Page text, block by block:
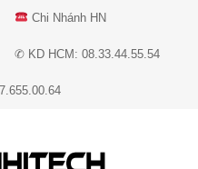
Chi Nhánh HN
✆ KD HCM: 08.33.44.55.54